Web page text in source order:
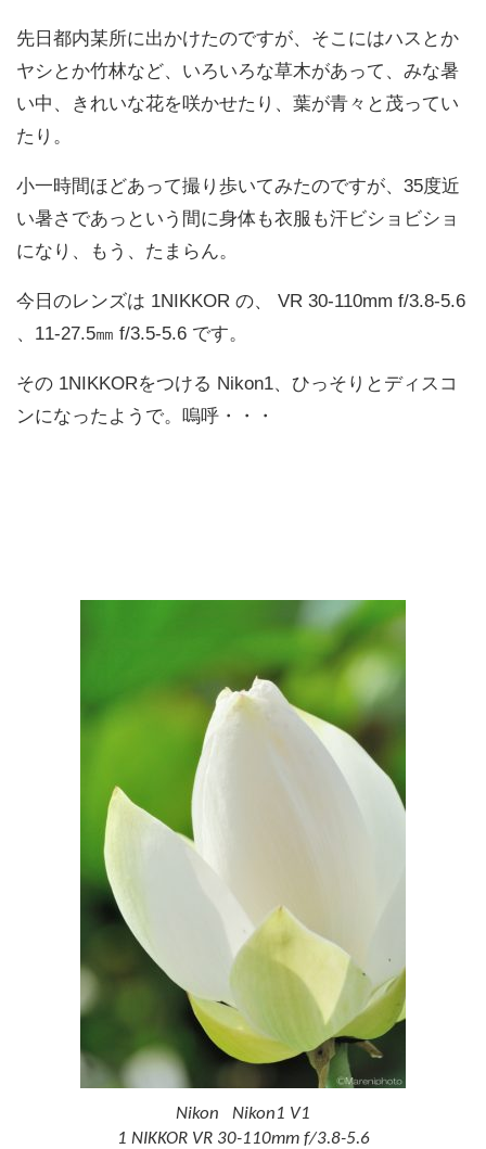
先日都内某所に出かけたのですが、そこにはハスとか
ヤシとか竹林など、いろいろな草木があって、みな暑
い中、きれいな花を咲かせたり、葉が青々と茂ってい
たり。
小一時間ほどあって撮り歩いてみたのですが、35度近
い暑さであっという間に身体も衣服も汗ビショビショ
になり、もう、たまらん。
今日のレンズは 1NIKKOR の、 VR 30-110mm f/3.8-5.6
、11-27.5㎜ f/3.5-5.6 です。
その 1NIKKORをつける Nikon1、ひっそりとディスコ
ンになったようで。嗚呼・・・
Nikon Nikon1 V1
1 NIKKOR VR 30-110mm f/3.8-5.6